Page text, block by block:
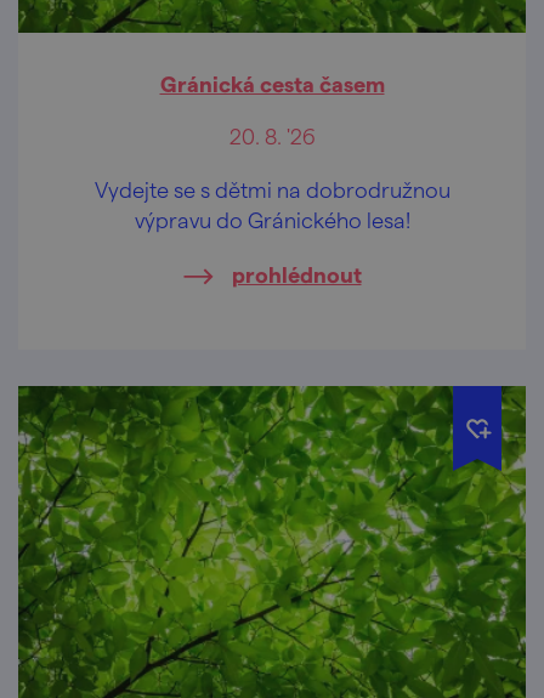
Gránická cesta časem
20. 8. '26
Vydejte se s dětmi na dobrodružnou
výpravu do Gránického lesa!
prohlédnout